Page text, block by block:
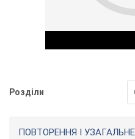
Розділи
ПОВТОРЕННЯ І